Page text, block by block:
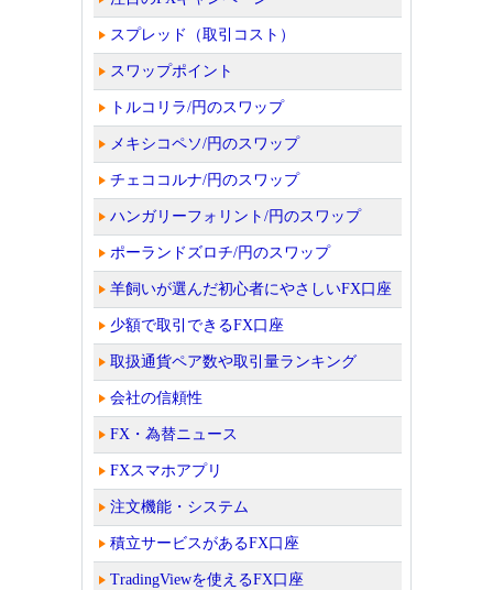
スプレッド（取引コスト）
スワップポイント
トルコリラ/円のスワップ
メキシコペソ/円のスワップ
チェココルナ/円のスワップ
ハンガリーフォリント/円のスワップ
ポーランドズロチ/円のスワップ
羊飼いが選んだ初心者にやさしいFX口座
少額で取引できるFX口座
取扱通貨ペア数や取引量ランキング
会社の信頼性
FX・為替ニュース
FXスマホアプリ
注文機能・システム
積立サービスがあるFX口座
TradingViewを使えるFX口座